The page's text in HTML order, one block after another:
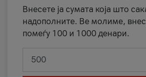
Внесете ја сумата која што
надополните. Ве молиме,
помеѓу 100 и 1000 денари.